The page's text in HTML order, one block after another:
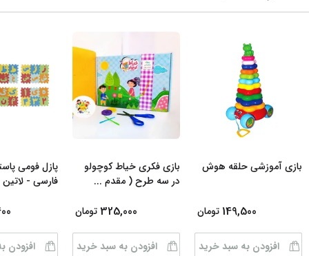
بازی آموزشی حلقه هوش
149,500 تومان
افزودن به سبد خرید
بازی فکری خیاط کوچولو
در سه طرح ( مقدم ...
325,000 تومان
افزودن به سبد خرید
پازل فومی
فارسی -
افزودن